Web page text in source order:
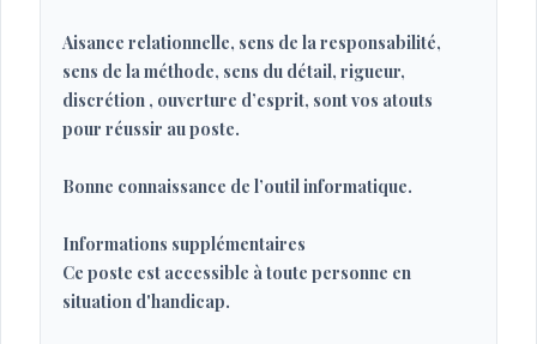
Aisance relationnelle, sens de la responsabilité,
sens de la méthode, sens du détail, rigueur,
discrétion , ouverture d’esprit, sont vos atouts
pour réussir au poste.
Bonne connaissance de l’outil informatique.
Informations supplémentaires
Ce poste est accessible à toute personne en
situation d'handicap.